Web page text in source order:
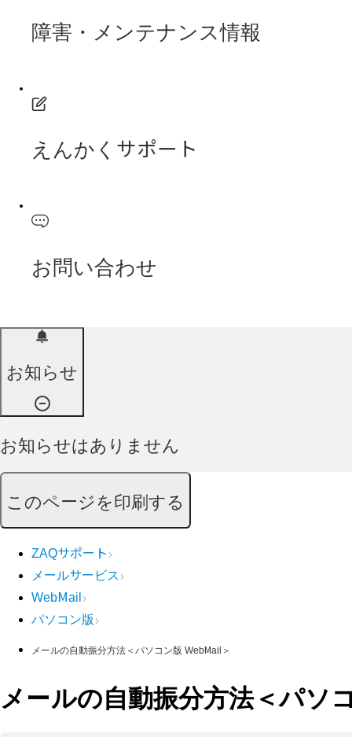
障害・メンテナンス情報
えんかくサポート
お問い合わせ
お知らせ
お知らせはありません
このページを印刷する
ZAQサポート
メールサービス
WebMail
パソコン版
メールの自動振分方法＜パソコン版 WebMail＞
メールの自動振分方法＜パソ